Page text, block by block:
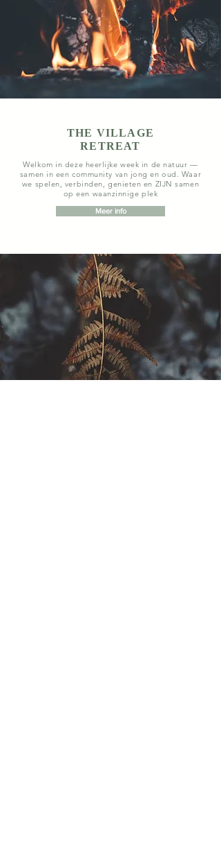
THE VILLAGE
RETREAT
Welkom in deze heerlijke week in de natuur —
samen in een community van jong en oud. Waar
we spelen, verbinden, genieten en ZIJN samen
op een waanzinnige plek
Meer info